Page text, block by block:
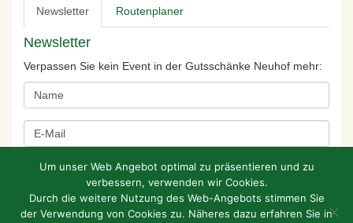
Newsletter Routenplaner
Newsletter
Verpassen Sie kein Event in der Gutsschänke Neuhof mehr:
Um unser Web Angebot optimal zu präsentieren und zu
verbessern, verwenden wir Cookies.
Durch die weitere Nutzung des Web-Angebots stimmen Sie
der Verwendung von Cookies zu. Näheres dazu erfahren Sie in